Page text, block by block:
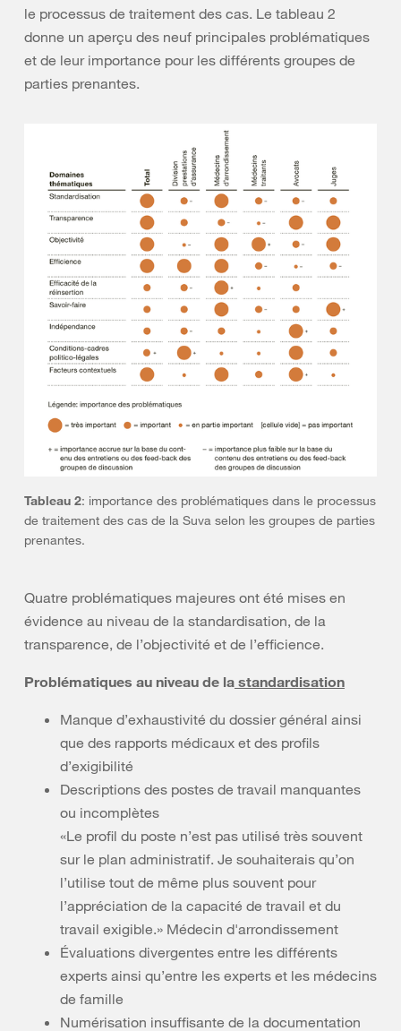
le processus de traitement des cas. Le tableau 2
donne un aperçu des neuf principales problématiques
et de leur importance pour les différents groupes de
parties prenantes.
Tableau 2: importance des problématiques dans le processus
de traitement des cas de la Suva selon les groupes de parties
prenantes.
Quatre problématiques majeures ont été mises en
évidence au niveau de la standardisation, de la
transparence, de l’objectivité et de l’efficience.
Problématiques au niveau de la standardisation
Manque d’exhaustivité du dossier général ainsi
que des rapports médicaux et des profils
d’exigibilité
Descriptions des postes de travail manquantes
ou incomplètes
«Le profil du poste n’est pas utilisé très souvent
sur le plan administratif. Je souhaiterais qu’on
l’utilise tout de même plus souvent pour
l’appréciation de la capacité de travail et du
travail exigible.» Médecin d'arrondissement
Évaluations divergentes entre les différents
experts ainsi qu’entre les experts et les médecins
de famille
Numérisation insuffisante de la documentation